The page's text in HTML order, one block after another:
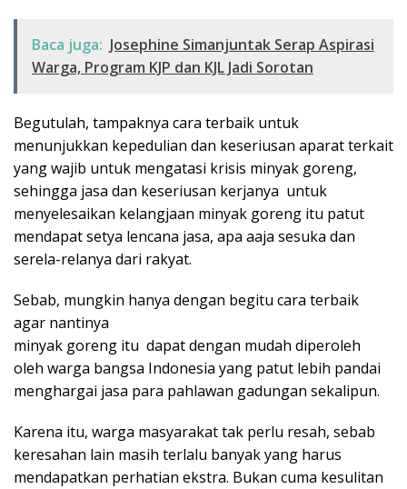
Baca juga: Josephine Simanjuntak Serap Aspirasi
Warga, Program KJP dan KJL Jadi Sorotan
Begutulah, tampaknya cara terbaik untuk
menunjukkan kepedulian dan keseriusan aparat terkait
yang wajib untuk mengatasi krisis minyak goreng,
sehingga jasa dan keseriusan kerjanya untuk
menyelesaikan kelangjaan minyak goreng itu patut
mendapat setya lencana jasa, apa aaja sesuka dan
serela-relanya dari rakyat.
Sebab, mungkin hanya dengan begitu cara terbaik
agar nantinya
minyak goreng itu dapat dengan mudah diperoleh
oleh warga bangsa Indonesia yang patut lebih pandai
menghargai jasa para pahlawan gadungan sekalipun.
Karena itu, warga masyarakat tak perlu resah, sebab
keresahan lain masih terlalu banyak yang harus
mendapatkan perhatian ekstra. Bukan cuma kesulitan